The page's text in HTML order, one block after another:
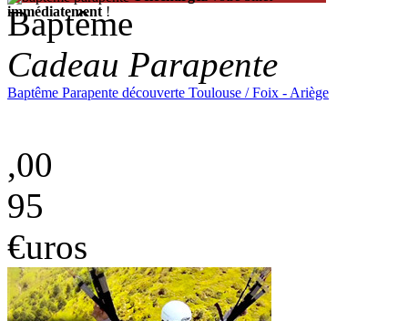
immédiatement !
Baptême
Cadeau Parapente
Baptême Parapente découverte Toulouse / Foix - Ariège
,00
95
€uros